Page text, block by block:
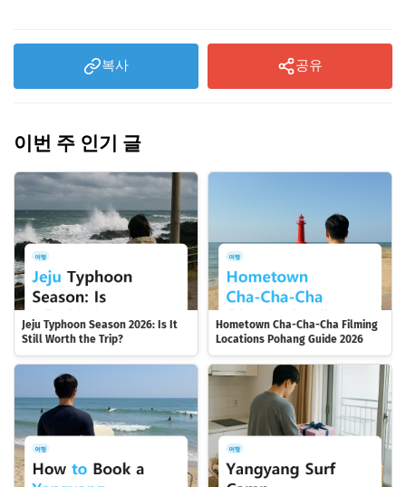
복사 공유
이번 주 인기 글
Jeju Typhoon Season 2026: Is It
Still Worth the Trip?
Hometown Cha-Cha-Cha Filming
Locations Pohang Guide 2026